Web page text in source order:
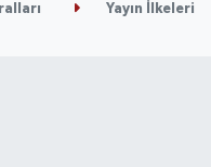
Yayın İlkeleri